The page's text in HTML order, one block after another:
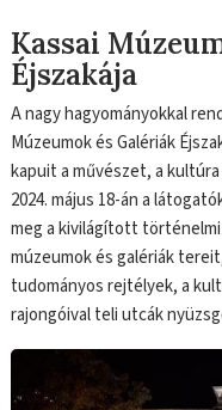
Kassai
Éjszakája
A nagy hagyományokkal
Múzeumok és Galériák
kapuit a művészet, a
2024. május 18-án a
meg a kivilágított
múzeumok és galériák
tudományos rejtélyek, a
rajongóival teli utcák